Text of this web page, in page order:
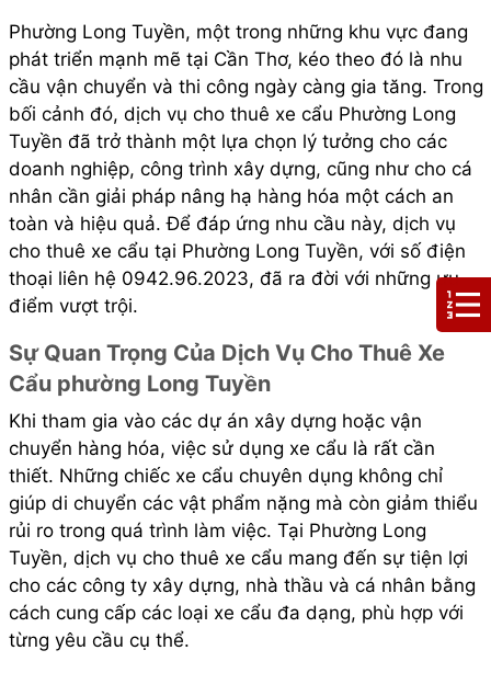
Phường Long Tuyền, một trong những khu vực đang
phát triển mạnh mẽ tại Cần Thơ, kéo theo đó là nhu
cầu vận chuyển và thi công ngày càng gia tăng. Trong
bối cảnh đó, dịch vụ cho thuê xe cẩu Phường Long
Tuyền đã trở thành một lựa chọn lý tưởng cho các
doanh nghiệp, công trình xây dựng, cũng như cho cá
nhân cần giải pháp nâng hạ hàng hóa một cách an
toàn và hiệu quả. Để đáp ứng nhu cầu này, dịch vụ
cho thuê xe cẩu tại Phường Long Tuyền, với số điện
thoại liên hệ 0942.96.2023, đã ra đời với những ưu
điểm vượt trội.
Sự Quan Trọng Của Dịch Vụ Cho Thuê Xe
Cẩu phường Long Tuyền
Khi tham gia vào các dự án xây dựng hoặc vận
chuyển hàng hóa, việc sử dụng xe cẩu là rất cần
thiết. Những chiếc xe cẩu chuyên dụng không chỉ
giúp di chuyển các vật phẩm nặng mà còn giảm thiểu
rủi ro trong quá trình làm việc. Tại Phường Long
Tuyền, dịch vụ cho thuê xe cẩu mang đến sự tiện lợi
cho các công ty xây dựng, nhà thầu và cá nhân bằng
cách cung cấp các loại xe cẩu đa dạng, phù hợp với
từng yêu cầu cụ thể.